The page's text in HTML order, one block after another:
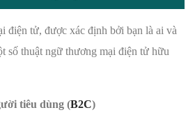
điện tử, được xác định bởi bạn là ai và
số thuật ngữ thương mại điện tử hữu
tiêu dùng (B2C)